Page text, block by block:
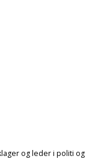
og leder i politi og